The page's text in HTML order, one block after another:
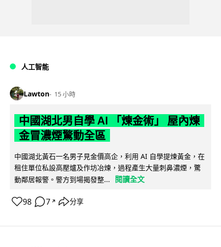
人工智能
Lawton 15 小時
中國湖北男自學 AI 「煉金術」 屋內煉
金冒濃煙驚動全區
中國湖北黃石一名男子見金價高企，利用 AI 自學提煉黃金，在
租住單位私設高壓爐及作坊冶煉，過程產生大量刺鼻濃煙，驚
動鄰居報警。警方到場揭發整...
閱讀全文
98 7 ↗ 分享